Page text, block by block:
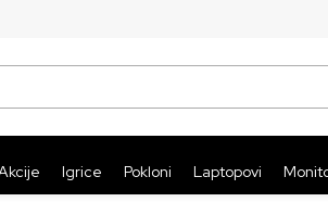
BESPLATNA
Igrice Pokloni Laptopovi